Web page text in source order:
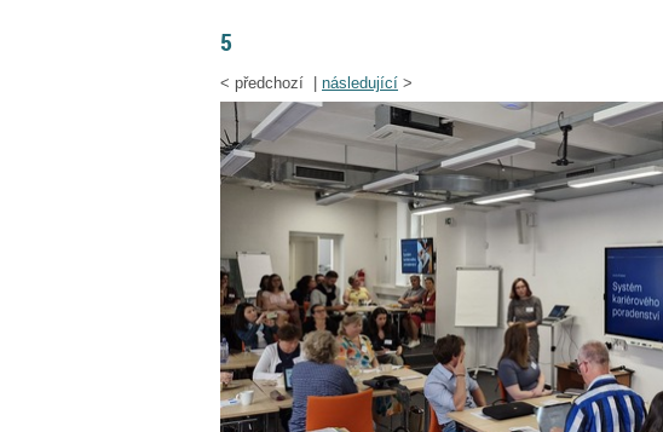
5
< předchozí | následující >